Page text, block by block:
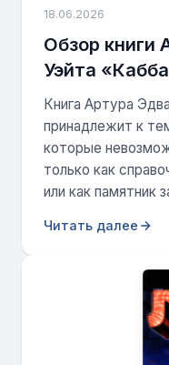
18.06.2026
Обзор книги
Уэйта
Книга Артура
принадлежит к
которые
только как
или как памятник
Читать далее